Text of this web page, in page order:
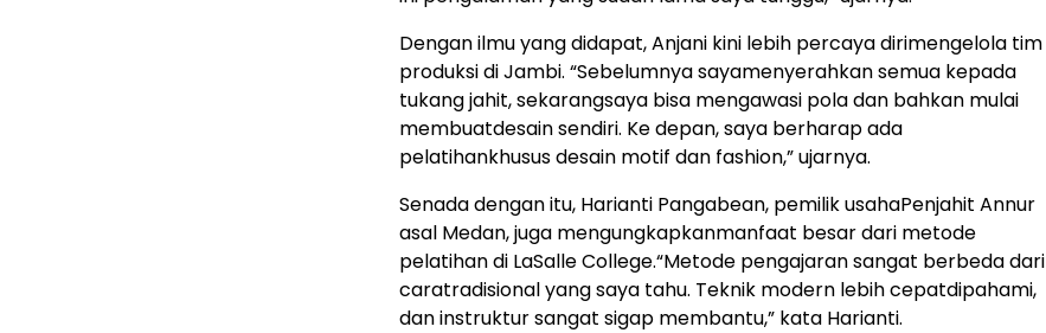
Denganilmuyangdidapat, Anjani kini lebih percayadirimengelola tim
produksidi Jambi. “Sebelumnyasayamenyerahkansemua kepada
tukangjahit,sekarangsaya bisa mengawasi poladan bahkan mulai
membuatdesainsendiri. Kedepan,saya berharapada
pelatihankhususdesain motif dan fashion,”ujarnya.
Senadadenganitu, Harianti Pangabean, pemilikusahaPenjahit Annur
asal Medan, juga mengungkapkanmanfaat besardari metode
pelatihandi LaSalle College.“Metode pengajaransangat berbedadari
caratradisionalyangsaya tahu. Teknik modern lebihcepatdipahami,
daninstruktursangat sigap membantu,” kata Harianti.